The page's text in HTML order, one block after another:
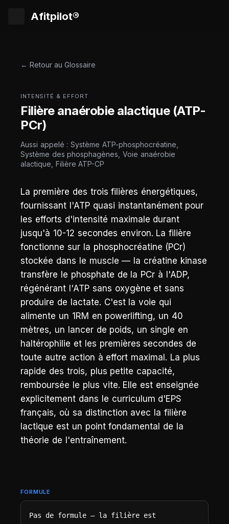
Afitpilot®
← Retour au Glossaire
INTENSITÉ & EFFORT
Filière anaérobie alactique (ATP-
PCr)
Aussi appelé : Système ATP-phosphocréatine,
Système des phosphagènes, Voie anaérobie
alactique, Filière ATP-CP
La première des trois filières énergétiques,
fournissant l'ATP quasi instantanément pour
les efforts d'intensité maximale durant
jusqu'à 10-12 secondes environ. La filière
fonctionne sur la phosphocréatine (PCr)
stockée dans le muscle — la créatine kinase
transfère le phosphate de la PCr à l'ADP,
régénérant l'ATP sans oxygène et sans
produire de lactate. C'est la voie qui
alimente un 1RM en powerlifting, un 40
mètres, un lancer de poids, un single en
haltérophilie et les premières secondes de
toute autre action à effort maximal. La plus
rapide des trois, plus petite capacité,
remboursée le plus vite. Elle est enseignée
explicitement dans le curriculum d'EPS
français, où sa distinction avec la filière
lactique est un point fondamental de la
théorie de l'entraînement.
FORMULE
Pas de formule — la filière est